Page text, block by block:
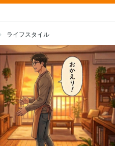
ライフスタイル